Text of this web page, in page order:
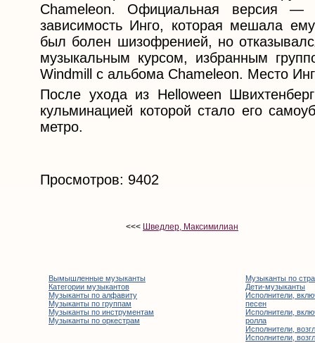
Chameleon. Официальная версия —
зависимость Инго, которая мешала
был болен шизофренией, но
музыкальным курсом, избранным
Windmill с альбома Chameleon. Место
После ухода из Helloween
кульминацией которой стало его
метро.
Просмотров: 9402
<<< Шведлер, Максимилиан
Вымышленные музыканты
Категории музыкантов
Музыканты по алфавиту
Музыканты по группам
Музыканты по инструментам
Музыканты по оркестрам
Музыканты по
Дети-музыканты
Исполнители,
песен
Исполнители,
ролла
Исполнители,
Исполнители,